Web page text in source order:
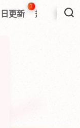
日更新
1
热搜榜